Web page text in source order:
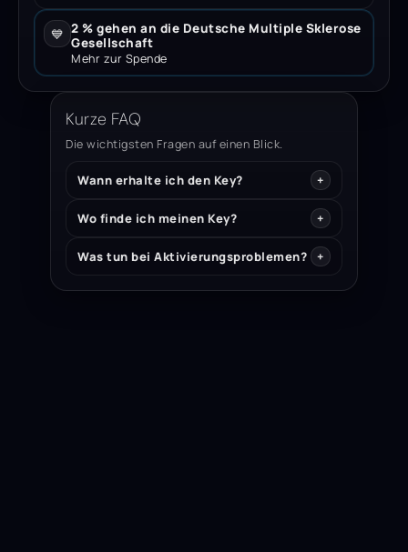
💙 2 % gehen an die Deutsche Multiple Sklerose
Gesellschaft
Mehr zur Spende
Kurze FAQ
Die wichtigsten Fragen auf einen Blick.
Wann erhalte ich den Key?
Wo finde ich meinen Key?
Was tun bei Aktivierungsproblemen?